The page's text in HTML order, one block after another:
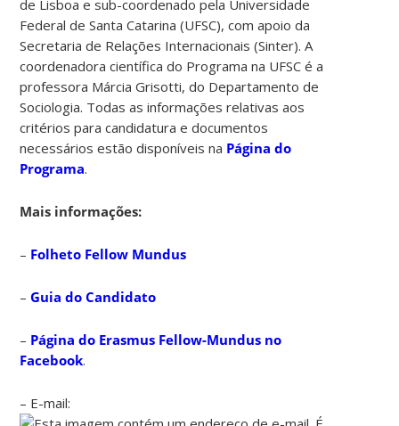
de Lisboa e sub-coordenado pela Universidade
Federal de Santa Catarina (UFSC), com apoio da
Secretaria de Relações Internacionais (Sinter). A
coordenadora científica do Programa na UFSC é a
professora Márcia Grisotti, do Departamento de
Sociologia. Todas as informações relativas aos
critérios para candidatura e documentos
necessários estão disponíveis na Página do
Programa.
Mais informações:
– Folheto Fellow Mundus
–Guia do Candidato
– Página do Erasmus Fellow-Mundus no
Facebook.
– E-mail: